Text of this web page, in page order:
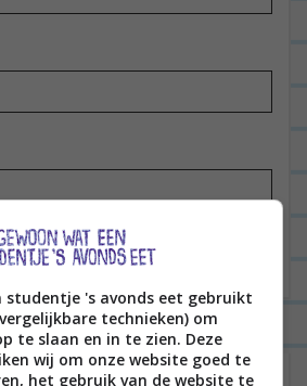
studentje 's avonds eet gebruikt
technieken) om
te slaan en in te zien. Deze
wij om onze website goed te
het gebruik van de website te